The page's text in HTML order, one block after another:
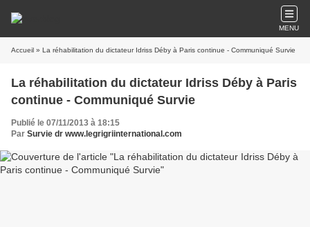
MENU
Accueil » La réhabilitation du dictateur Idriss Déby à Paris continue - Communiqué Survie
La réhabilitation du dictateur Idriss Déby à Paris
continue - Communiqué Survie
Publié le 07/11/2013 à 18:15
Par Survie dr www.legrigriinternational.com